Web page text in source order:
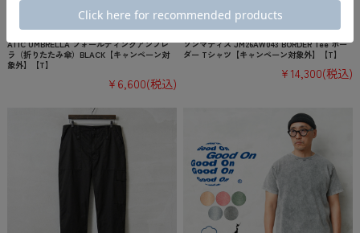
ReKNOT × WAIPER U/L SUNBLOCK AUTOM
ATIC UMBRELLA フォールディングアンブレ
ラ（折りたたみ傘）BLACK【キャンペーン対
象外】【T】
¥6,600(税込)
【即日出荷対応】JACKSON MATISSE ジャク
ソンマティス JM26AW043 BORDER Tee ボー
ダー Tシャツ【キャンペーン対象外】【T】
¥14,300(税込)